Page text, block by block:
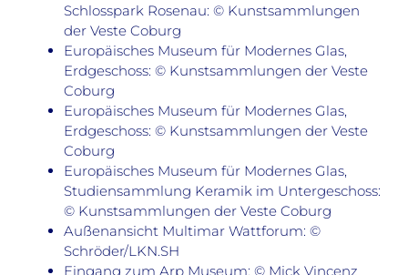
Schlosspark Rosenau: © Kunstsammlungen
der Veste Coburg
Europäisches Museum für Modernes Glas,
Erdgeschoss: © Kunstsammlungen der Veste
Coburg
Europäisches Museum für Modernes Glas,
Erdgeschoss: © Kunstsammlungen der Veste
Coburg
Europäisches Museum für Modernes Glas,
Studiensammlung Keramik im Untergeschoss:
© Kunstsammlungen der Veste Coburg
Außenansicht Multimar Wattforum: ©
Schröder/LKN.SH
Eingang zum Arp Museum: © Mick Vincenz